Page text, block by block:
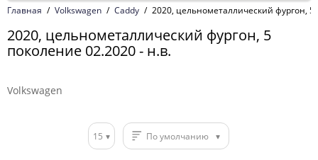
Главная Volkswagen Caddy 2020, цельнометаллический фургон, 5
2020, цельнометаллический фургон, 5
поколение 02.2020 - н.в.
Volkswagen
15 По умолчанию